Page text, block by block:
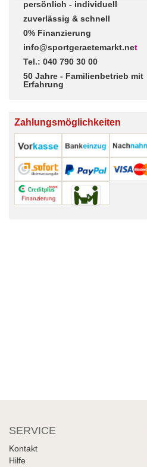
persönlich - individuell
zuverlässig & schnell
0% Finanzierung
info@sportgeraetemarkt.net
Tel.: 040 790 30 00
50 Jahre - Familienbetrieb mit
Erfahrung
Zahlungsmöglichkeiten
SERVICE
Kontakt
Hilfe